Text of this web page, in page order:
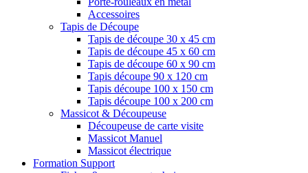
Accessoires
Tapis de Découpe
Tapis de découpe 30 x 45 cm
Tapis de découpe 45 x 60 cm
Tapis de découpe 60 x 90 cm
Tapis découpe 90 x 120 cm
Tapis découpe 100 x 150 cm
Tapis découpe 100 x 200 cm
Massicot & Découpeuse
Découpeuse de carte visite
Massicot Manuel
Massicot électrique
Formation Support